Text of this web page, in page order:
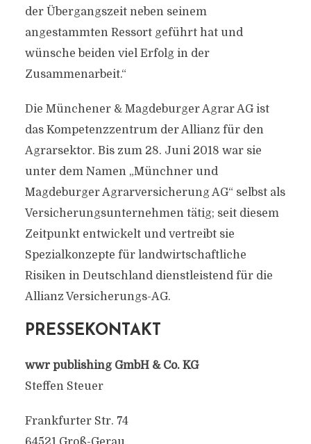
der Übergangszeit neben seinem
angestammten Ressort geführt hat und
wünsche beiden viel Erfolg in der
Zusammenarbeit.“
Die Münchener & Magdeburger Agrar AG ist
das Kompetenzzentrum der Allianz für den
Agrarsektor. Bis zum 28. Juni 2018 war sie
unter dem Namen „Münchner und
Magdeburger Agrarversicherung AG“ selbst als
Versicherungsunternehmen tätig; seit diesem
Zeitpunkt entwickelt und vertreibt sie
Spezialkonzepte für landwirtschaftliche
Risiken in Deutschland dienstleistend für die
Allianz Versicherungs-AG.
PRESSEKONTAKT
wwr publishing GmbH & Co. KG
Steffen Steuer
Frankfurter Str. 74